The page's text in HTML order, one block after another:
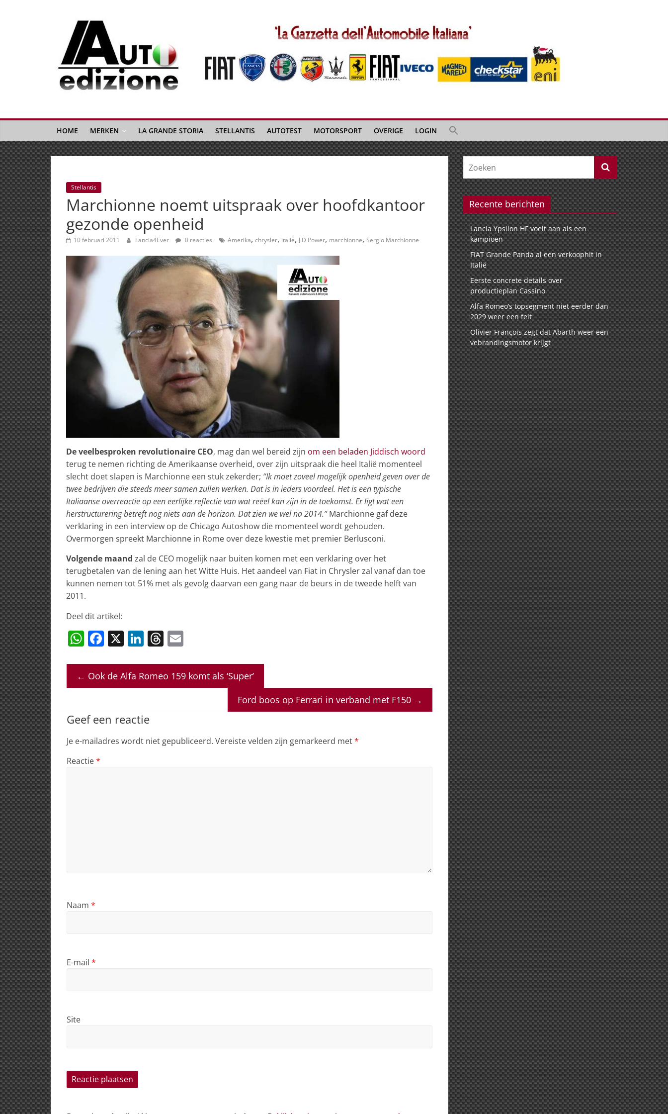
Auto
Edizione
La
Gazetta
dell'Automobile
Italiana
|
Italiaans
autonieuws
&
lifestyle
HOME MERKEN LA GRANDE STORIA STELLANTIS AUTOTEST MOTORSPORT OVERIGE LOGIN
Stellantis
Marchionne noemt uitspraak over hoofdkantoor
gezonde openheid
10 februari 2011 Lancia4Ever 0 reacties Amerika, chrysler, italië, J.D Power, marchionne, Sergio Marchionne
De veelbesproken revolutionaire CEO, mag dan wel bereid zijn om een beladen Jiddisch woord
terug te nemen richting de Amerikaanse overheid, over zijn uitspraak die heel Italië momenteel
slecht doet slapen is Marchionne een stuk zekerder; “Ik moet zoveel mogelijk openheid geven over de
twee bedrijven die steeds meer samen zullen werken. Dat is in ieders voordeel. Het is een typische
Italiaanse overreactie op een eerlijke reflectie van wat reëel kan zijn in de toekomst. Er ligt wat een
herstructurering betreft nog niets aan de horizon. Dat zien we wel na 2014.”Marchionne gaf deze
verklaring in een interview op de Chicago Autoshow die momenteel wordt gehouden.
Overmorgen spreekt Marchionne in Rome over deze kwestie met premier Berlusconi.
Volgende maand zal de CEO mogelijk naar buiten komen met een verklaring over het
terugbetalen van de lening aan het Witte Huis. Het aandeel van Fiat in Chrysler zal vanaf dan toe
kunnen nemen tot 51% met als gevolg daarvan een gang naar de beurs in de tweede helft van
2011.
Deel dit artikel:
W
at
s
p
F
c
e
o
o
k
X Li
k
e
n
T
re
a
ai
l
← Ook de Alfa Romeo 159 komt als ‘Super’
Ford boos op Ferrari in verband met F150 →
Geef een reactie
Je e-mailadres wordt niet gepubliceerd. Vereiste velden zijn gemarkeerd met*
Reactie*
Naam *
E-mail *
Site
Recente berichten
Lancia Ypsilon HF voelt aan als een
kampioen
FIAT Grande Panda al een verkoophit in
Italië
Eerste concrete details over
productieplan Cassino
Alfa Romeo’s topsegment niet eerder dan
2029 weer een feit
Olivier François zegt dat Abarth weer een
vebrandingsmotor krijgt